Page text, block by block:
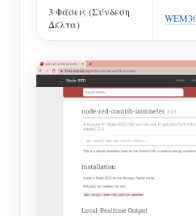
3 Φάσεις (Σύνδεση
Δέλτα)